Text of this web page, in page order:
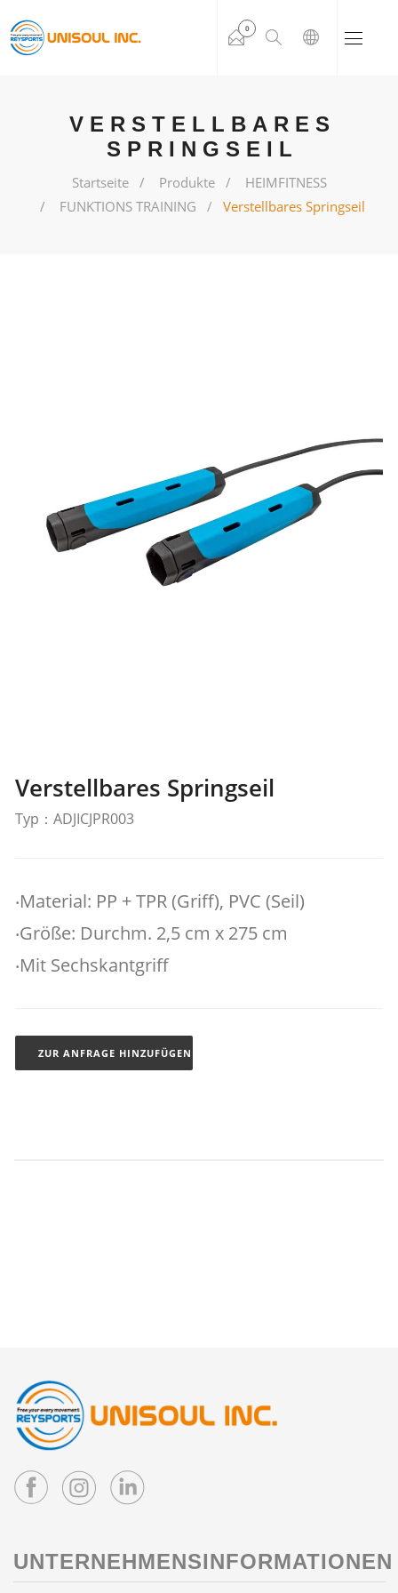
0
VERSTELLBARES
SPRINGSEIL
Startseite Produkte
HEIMFITNESS
FUNKTIONS TRAINING
Verstellbares Springseil
Verstellbares Springseil
Typ：ADJICJPR003
‧Material: PP + TPR (Griff), PVC (Seil)
‧Größe: Durchm. 2,5 cm x 275 cm
‧Mit Sechskantgriff
ZUR ANFRAGE HINZUFÜGEN
UNTERNEHMENSINFORMATIONEN